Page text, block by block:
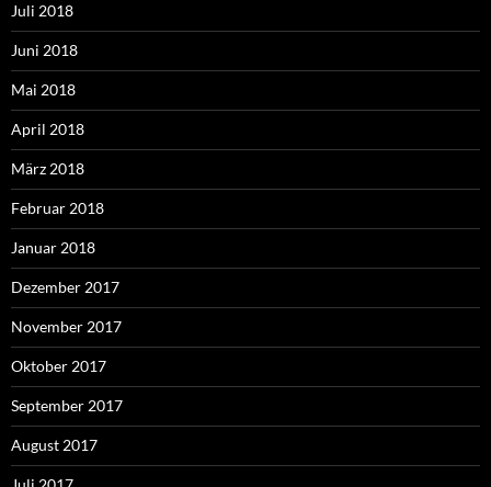
Juli 2018
Juni 2018
Mai 2018
April 2018
März 2018
Februar 2018
Januar 2018
Dezember 2017
November 2017
Oktober 2017
September 2017
August 2017